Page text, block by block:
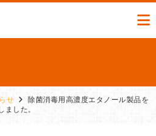
せ
除菌消毒用高濃度エタノール製品を
した。